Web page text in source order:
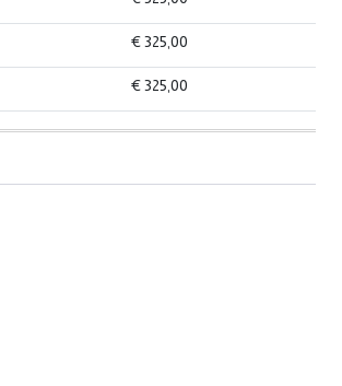
€ 325,00
€ 325,00